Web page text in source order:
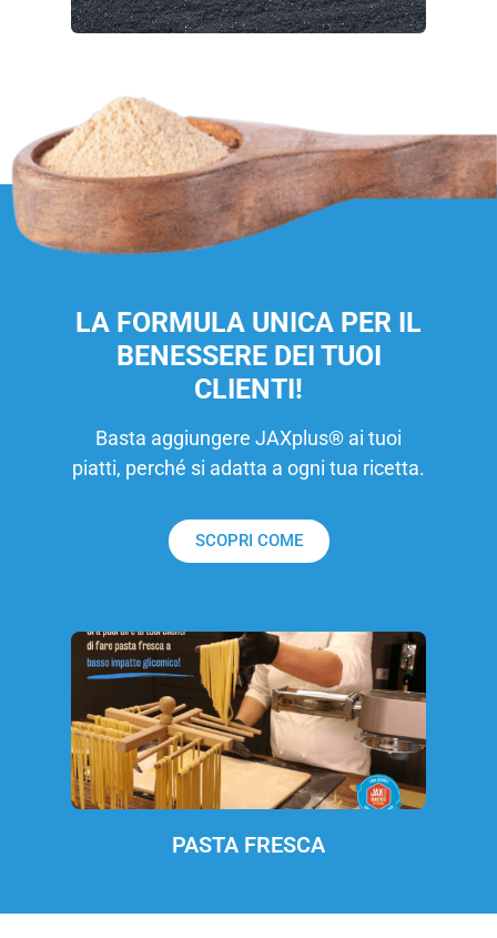
LA FORMULA UNICA PER IL
BENESSERE DEI TUOI
CLIENTI!
Basta aggiungere JAXplus® ai tuoi
piatti, perché si adatta a ogni tua ricetta.
SCOPRI COME
PASTA FRESCA